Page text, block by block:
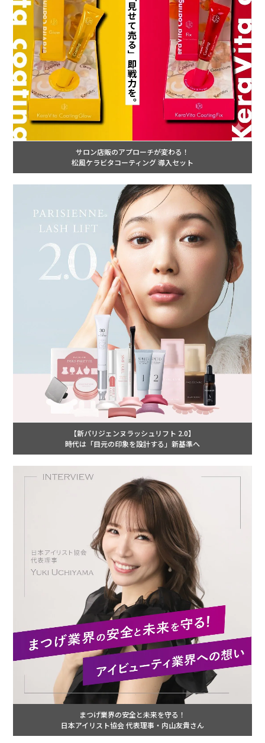
サロン店販のアプローチが変わる！
松風ケラビタコーティング 導入セット
【新パリジェンヌラッシュリフト 2.0】
時代は「目元の印象を設計する」新基準へ
まつげ業界の安全と未来を守る！
日本アイリスト協会 代表理事・内山友貴さん